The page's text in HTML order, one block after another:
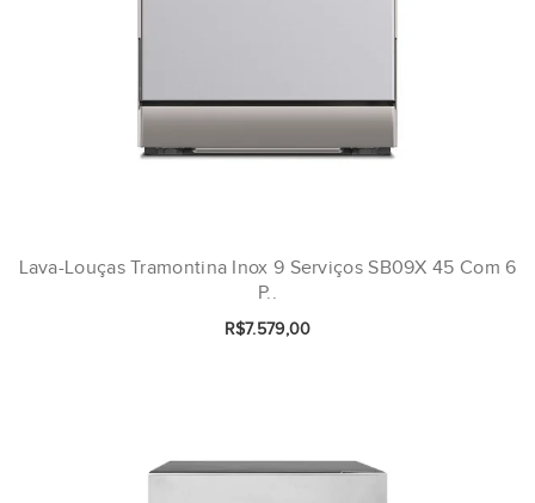
Lava-Louças Tramontina Inox 9 Serviços SB09X 45 Com 6
P..
R$7.579,00